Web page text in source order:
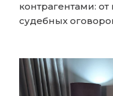
контрагентами:
судебных